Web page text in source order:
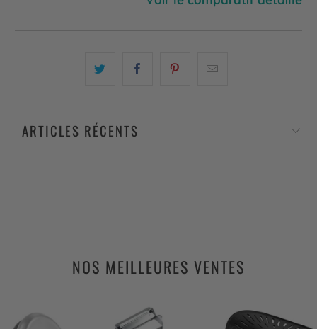
ARTICLES RÉCENTS
NOS MEILLEURES VENTES